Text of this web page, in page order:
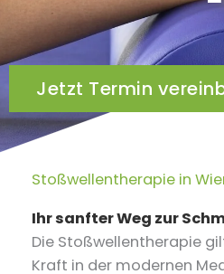
Jetzt Termin
Stoßwellentherapie in
Ihr sanfter Weg zur
Die Stoßwellentherapie
Kraft in der modernen